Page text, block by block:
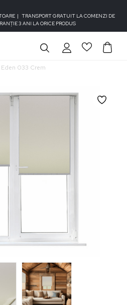
| TRANSPORT GRATUIT LA COMENZI DE
3 ANI LA ORICE PRODUS
033 Crem